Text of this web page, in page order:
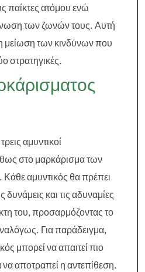
παίκτες ατόμου ενώ
των ζωνών τους. Αυτή
μείωση των κινδύνων που
στρατηγικές.
αμυντικοί
στο μαρκάρισμα των
Κάθε αμυντικός θα πρέπει
δυνάμεις και τις αδυναμίες
του, προσαρμόζοντας το
Για παράδειγμα,
μπορεί να απαιτεί πιο
αποτραπεί η αντεπίθεση.